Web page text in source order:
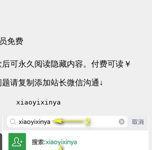
免费
可永久阅读隐藏内容。 付费可读 ￥
题请复制添加站长微信沟通↓
xiaoyixinya